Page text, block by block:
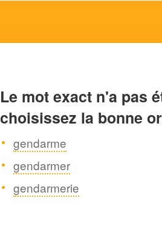
Le mot exact n'a pas
choisissez la bonne
gendarme
gendarmer
gendarmerie